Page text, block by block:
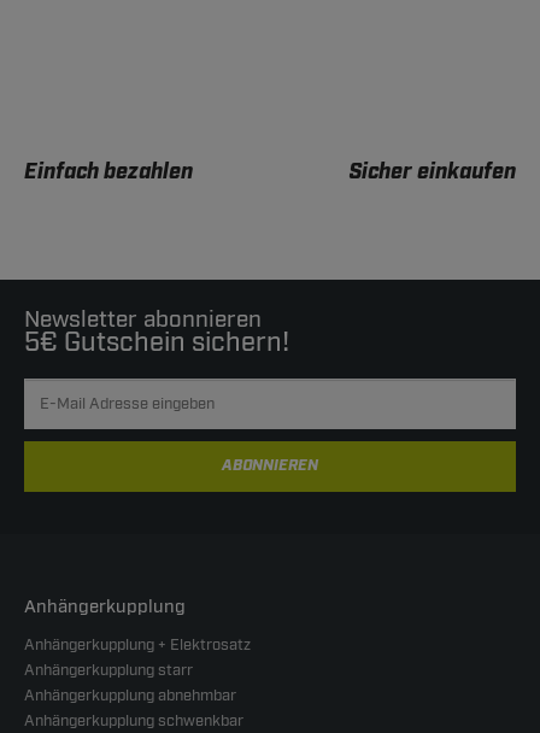
Einfach bezahlen Sicher einkaufen
Newsletter abonnieren
5€ Gutschein sichern!
ABONNIEREN
Anhängerkupplung
Anhängerkupplung + Elektrosatz
Anhängerkupplung starr
Anhängerkupplung abnehmbar
Anhängerkupplung schwenkbar